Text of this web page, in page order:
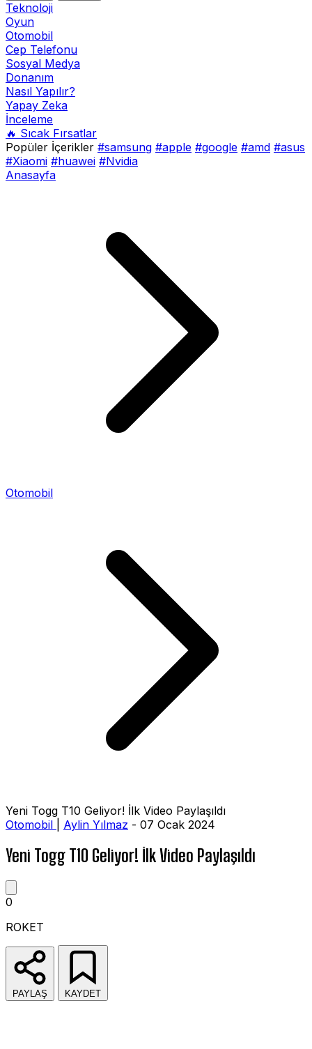
Teknoloji
Oyun
Otomobil
Cep Telefonu
Sosyal Medya
Donanım
Nasıl Yapılır?
Yapay Zeka
İnceleme
🔥 Sıcak Fırsatlar
Popüler İçerikler #samsung #apple #google #amd #asus
#Xiaomi #huawei #Nvidia
Anasayfa
Otomobil
Yeni Togg T10 Geliyor! İlk Video Paylaşıldı
Otomobil
Aylin Yılmaz - 07 Ocak 2024
Yeni Togg T10 Geliyor! İlk Video Paylaşıldı
0
ROKET
PAYLAŞ KAYDET